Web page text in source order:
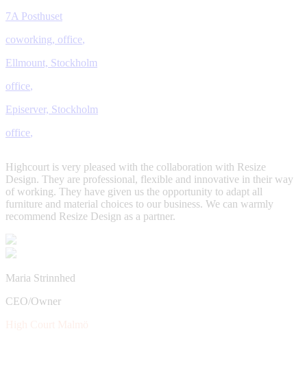
7A Posthuset
coworking, office,
Ellmount, Stockholm
office,
Episerver, Stockholm
office,
Highcourt is very pleased with the collaboration with Resize
Design. They are professional, flexible and innovative in their way
of working. They have given us the opportunity to adapt all
furniture and material choices to our business. We can warmly
recommend Resize Design as a partner.
Maria Strinnhed
CEO/Owner